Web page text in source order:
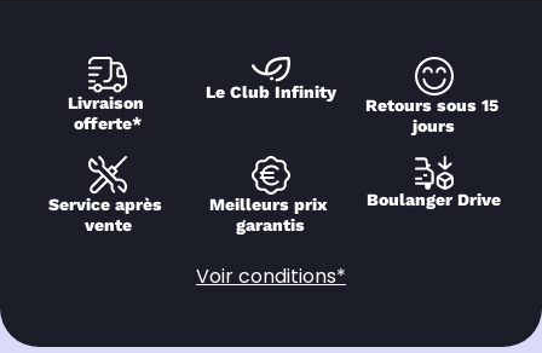
Livraison
offerte*
Le Club Infinity
Retours sous 15
jours
Service après
vente
Meilleurs prix
garantis
Boulanger Drive
Voir conditions*